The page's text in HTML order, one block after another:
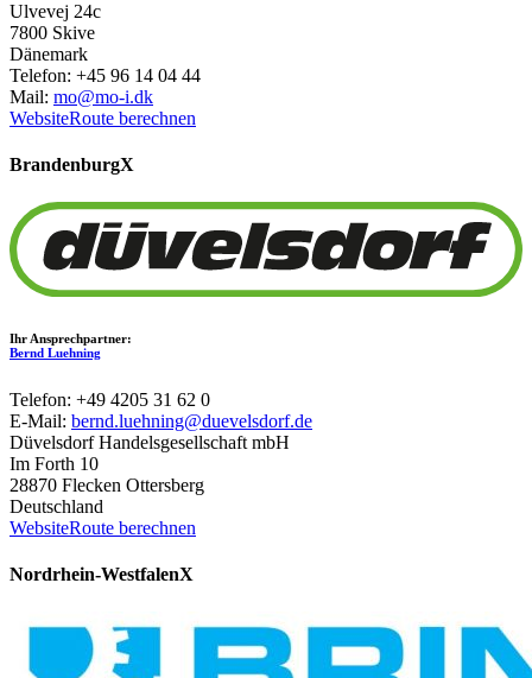
Ulvevej 24c
7800 Skive
Dänemark
Telefon: +45 96 14 04 44
Mail: mo@mo-i.dk
WebsiteRoute berechnen
BrandenburgX
Ihr Ansprechpartner:
Bernd Luehning
Telefon: +49 4205 31 62 0
E-Mail: bernd.luehning@duevelsdorf.de
Düvelsdorf Handelsgesellschaft mbH
Im Forth 10
28870 Flecken Ottersberg
Deutschland
WebsiteRoute berechnen
Nordrhein-WestfalenX